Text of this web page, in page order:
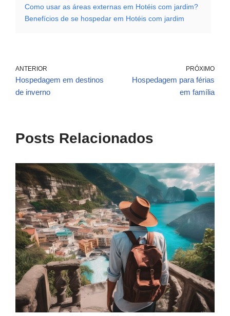
Como usar as áreas externas em Hotéis com jardim?
Benefícios de se hospedar em Hotéis com jardim
ANTERIOR
Hospedagem em destinos
de inverno
PRÓXIMO
Hospedagem para férias
em família
Posts Relacionados